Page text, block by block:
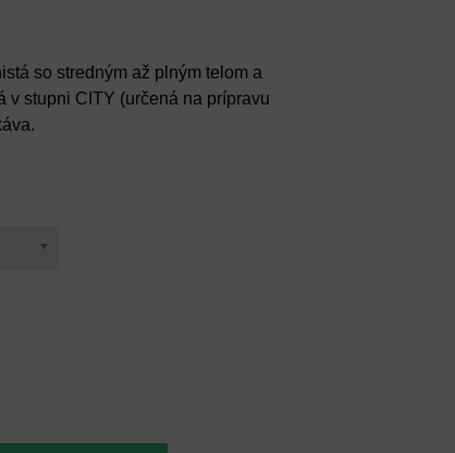
so stredným až plným telom a
v stupni CITY (určená na prípravu